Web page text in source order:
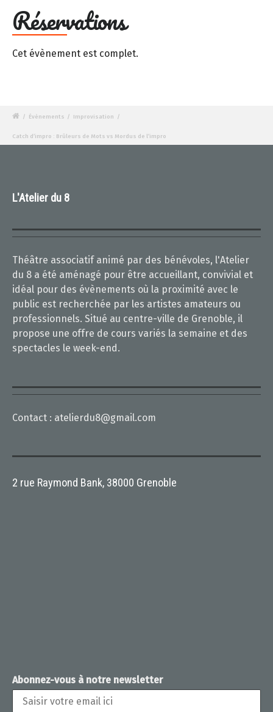
Réservations
Cet évènement est complet.
/ Évènements / Improvisation /
Catch d’impro : Brûleurs de Mots vs Mordus de l’impro
L'Atelier du 8
Théâtre associatif animé par des bénévoles, l'Atelier
du 8 a été aménagé pour être accueillant, convivial et
idéal pour des évènements où la proximité avec le
public est recherchée par les artistes amateurs ou
professionnels. Situé au centre-ville de Grenoble, il
propose une offre de cours variés la semaine et des
spectacles le week-end.
Contact : atelierdu8@gmail.com
2 rue Raymond Bank, 38000 Grenoble
Abonnez-vous à notre newsletter